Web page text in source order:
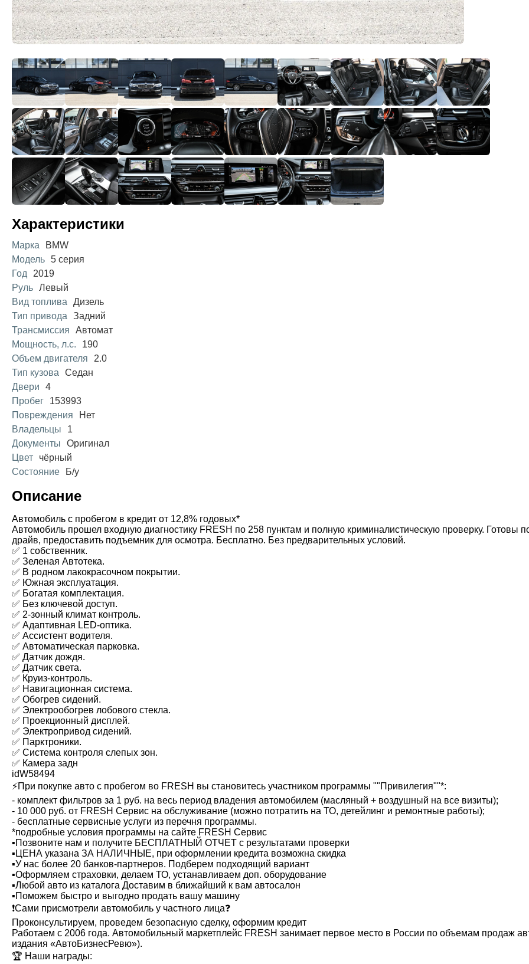
Характеристики
Марка
BMW
Модель 5 серия
Год
2019
Руль Левый
Вид топлива
Дизель
Тип привода
Задний
Трансмиссия
Автомат
Мощность, л.с.
190
Объем двигателя
2.0
Тип кузова
Седан
Двери
4
Пробег
153993
Повреждения
Нет
Владельцы
1
Документы
Оригинал
Цвет
чёрный
Состояние
Б/у
Описание
Автомобиль с пробегом в кредит от 12,8% годовых*
Автомобиль прошел входную диагностику FRESH по 258 пунктам и полную криминалистическую проверку. Готовы
драйв, предоставить подъемник для осмотра. Бесплатно. Без предварительных условий.
✅ 1 собственник.
✅ Зеленая Автотека.
✅ В родном лакокрасочном покрытии.
✅ Южная эксплуатация.
✅ Богатая комплектация.
✅ Без ключевой доступ.
✅ 2-зонный климат контроль.
✅ Адаптивная LED-оптика.
✅ Ассистент водителя.
✅ Автоматическая парковка.
✅ Датчик дождя.
✅ Датчик света.
✅ Круиз-контроль.
✅ Навигационная система.
✅ Обогрев сидений.
✅ Электрообогрев лобового стекла.
✅ Проекционный дисплей.
✅ Электропривод сидений.
✅ Парктроники.
✅ Система контроля слепых зон.
✅ Камера задн
idW58494
⚡️При покупке авто с пробегом во FRESH вы становитесь участником программы ""Привилегия""*:
- комплект фильтров за 1 руб. на весь период владения автомобилем (масляный + воздушный на все визиты);
- 10 000 руб. от FRESH Сервис на обслуживание (можно потратить на ТО, детейлинг и ремонтные работы);
- бесплатные сервисные услуги из перечня программы.
*подробные условия программы на сайте FRESH Cервис
▪️Позвоните нам и получите БЕСПЛАТНЫЙ ОТЧЕТ с результатами проверки
▪️ЦЕНА указана ЗА НАЛИЧНЫЕ, при оформлении кредита возможна скидка
▪️У нас более 20 банков-партнеров. Подберем подходящий вариант
▪️Оформляем страховки, делаем ТО, устанавливаем доп. оборудование
▪️Любой авто из каталога Доставим в ближайший к вам автосалон
▪️Поможем быстро и выгодно продать вашу машину
❗️Сами присмотрели автомобиль у частного лица❓
Проконсультируем, проведем безопасную сделку, оформим кредит
Работаем с 2006 года. Автомобильный маркетплейс FRЕSН занимает первое место в России по объемам продаж
издания «АвтоБизнесРевю»).
🏆 Наши награды: